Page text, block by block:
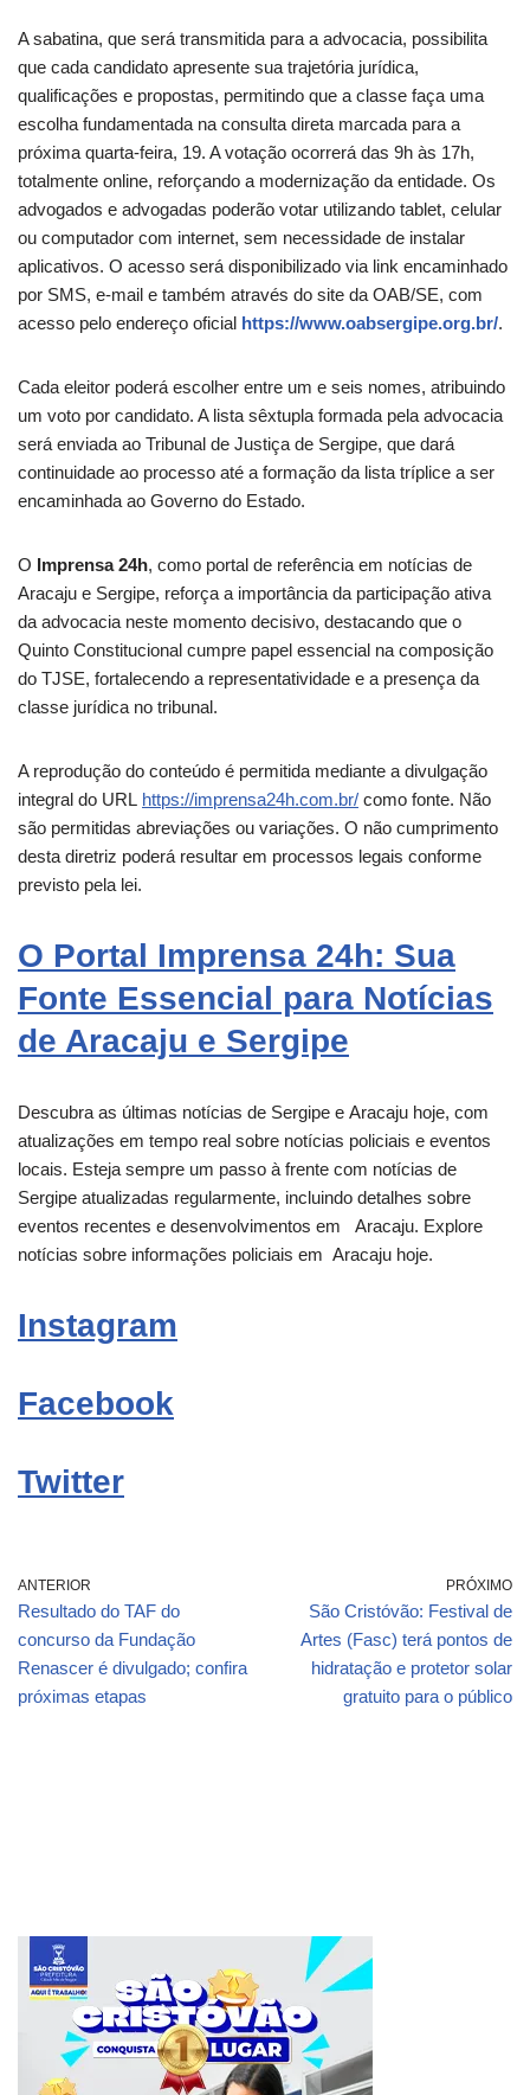
A sabatina, que será transmitida para a advocacia, possibilita
que cada candidato apresente sua trajetória jurídica,
qualificações e propostas, permitindo que a classe faça uma
escolha fundamentada na consulta direta marcada para a
próxima quarta-feira, 19. A votação ocorrerá das 9h às 17h,
totalmente online, reforçando a modernização da entidade. Os
advogados e advogadas poderão votar utilizando tablet, celular
ou computador com internet, sem necessidade de instalar
aplicativos. O acesso será disponibilizado via link encaminhado
por SMS, e-mail e também através do site da OAB/SE, com
acesso pelo endereço oficial https://www.oabsergipe.org.br/.
Cada eleitor poderá escolher entre um e seis nomes, atribuindo
um voto por candidato. A lista sêxtupla formada pela advocacia
será enviada ao Tribunal de Justiça de Sergipe, que dará
continuidade ao processo até a formação da lista tríplice a ser
encaminhada ao Governo do Estado.
O Imprensa 24h, como portal de referência em notícias de
Aracaju e Sergipe, reforça a importância da participação ativa
da advocacia neste momento decisivo, destacando que o
Quinto Constitucional cumpre papel essencial na composição
do TJSE, fortalecendo a representatividade e a presença da
classe jurídica no tribunal.
A reprodução do conteúdo é permitida mediante a divulgação
integral do URL https://imprensa24h.com.br/ como fonte. Não
são permitidas abreviações ou variações. O não cumprimento
desta diretriz poderá resultar em processos legais conforme
previsto pela lei.
O Portal Imprensa 24h: Sua
Fonte Essencial para Notícias
de Aracaju e Sergipe
Descubra as últimas notícias de Sergipe e Aracaju hoje, com
atualizações em tempo real sobre notícias policiais e eventos
locais. Esteja sempre um passo à frente com notícias de
Sergipe atualizadas regularmente, incluindo detalhes sobre
eventos recentes e desenvolvimentos em Aracaju. Explore
notícias sobre informações policiais em Aracaju hoje.
Instagram
Facebook
Twitter
ANTERIOR
Resultado do TAF do
concurso da Fundação
Renascer é divulgado; confira
próximas etapas
PRÓXIMO
São Cristóvão: Festival de
Artes (Fasc) terá pontos de
hidratação e protetor solar
gratuito para o público